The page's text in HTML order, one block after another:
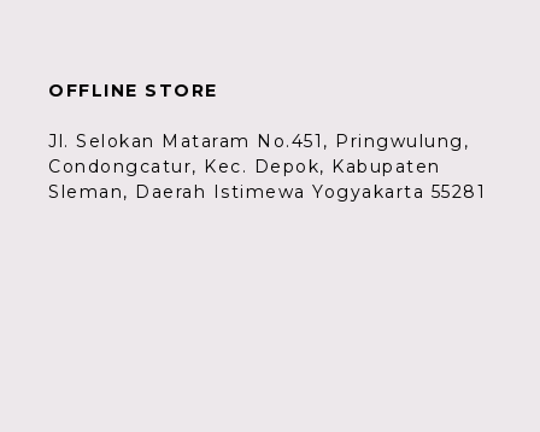
OFFLINE STORE
Jl. Selokan Mataram No.451, Pringwulung,
Condongcatur, Kec. Depok, Kabupaten
Sleman, Daerah Istimewa Yogyakarta 55281